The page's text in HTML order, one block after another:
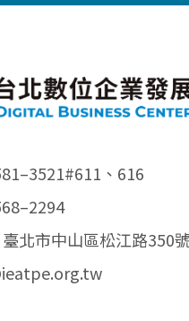
#611、616
北市中山區松江路350